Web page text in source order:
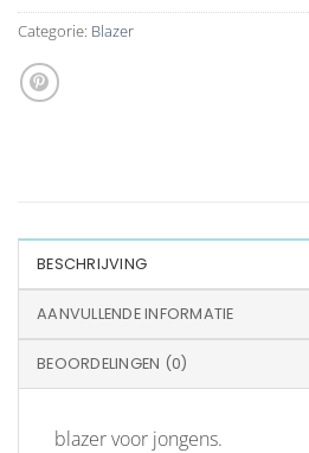
Categorie: Blazer
BESCHRIJVING
AANVULLENDE INFORMATIE
BEOORDELINGEN (0)
blazer voor jongens.